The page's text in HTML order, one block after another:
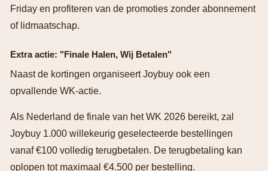
Friday en profiteren van de promoties zonder abonnement
of lidmaatschap.
Extra actie: "Finale Halen, Wij Betalen"
Naast de kortingen organiseert Joybuy ook een
opvallende WK-actie.
Als Nederland de finale van het WK 2026 bereikt, zal
Joybuy 1.000 willekeurig geselecteerde bestellingen
vanaf €100 volledig terugbetalen. De terugbetaling kan
oplopen tot maximaal €4.500 per bestelling.